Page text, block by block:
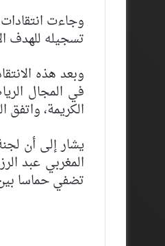
وجاءت
تسجيله للهدف
وبعد هذه
في المجال
الكريمة،
يشار إلى أن
المغربي عبد
تضفي حماسا